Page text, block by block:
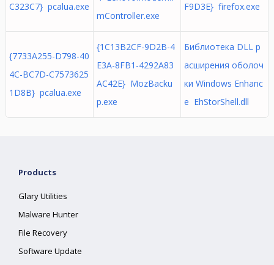
C323C7} pcalua.exe
mController.exe
F9D3E} firefox.exe
{7733A255-D798-40
4C-BC7D-C7573625
1D8B} pcalua.exe
{1C13B2CF-9D2B-4
E3A-8FB1-4292A83
AC42E} MozBacku
p.exe
Библиотека DLL р
асширения оболоч
ки Windows Enhanc
e EhStorShell.dll
Products
Glary Utilities
Malware Hunter
File Recovery
Software Update